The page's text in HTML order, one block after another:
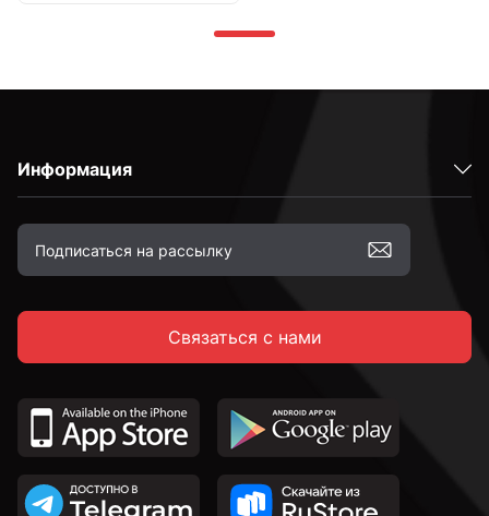
Информация
Связаться с нами